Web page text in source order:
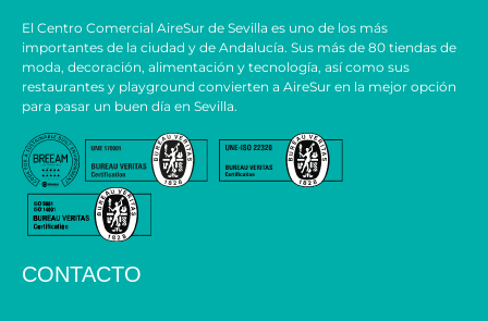
El Centro Comercial AireSur de Sevilla es uno de los más
importantes de la ciudad y de Andalucía. Sus más de 80 tiendas de
moda, decoración, alimentación y tecnología, así como sus
restaurantes y playground convierten a AireSur en la mejor opción
para pasar un buen día en Sevilla.
CONTACTO